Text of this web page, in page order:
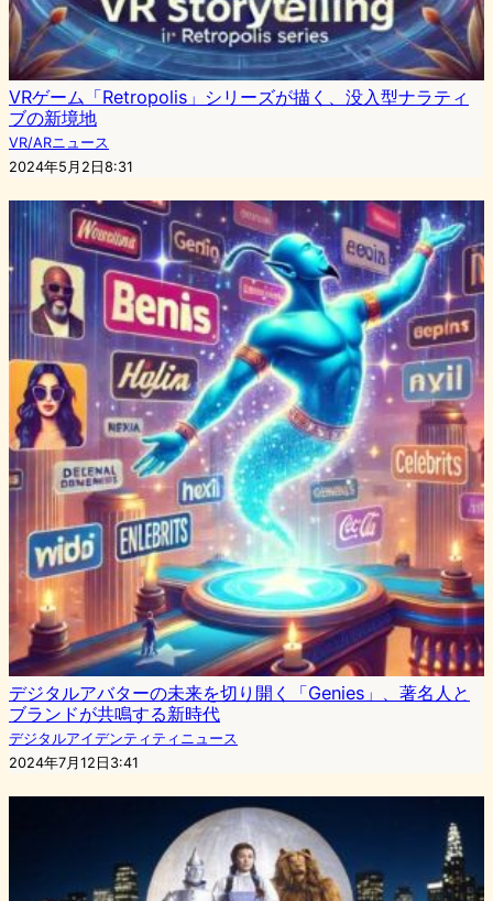
VRゲーム「Retropolis」シリーズが描く、没入型ナラティ
ブの新境地
VR/ARニュース
2024年5月2日8:31
デジタルアバターの未来を切り開く「Genies」、著名人と
ブランドが共鳴する新時代
デジタルアイデンティティニュース
2024年7月12日3:41